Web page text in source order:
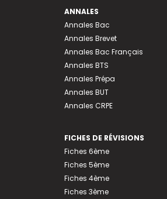
ANNALES
Annales Bac
Annales Brevet
Annales Bac Français
Annales BTS
Annales Prépa
Annales BUT
Annales CRPE
FICHES DE RÉVISIONS
Fiches 6ème
Fiches 5ème
Fiches 4ème
Fiches 3ème